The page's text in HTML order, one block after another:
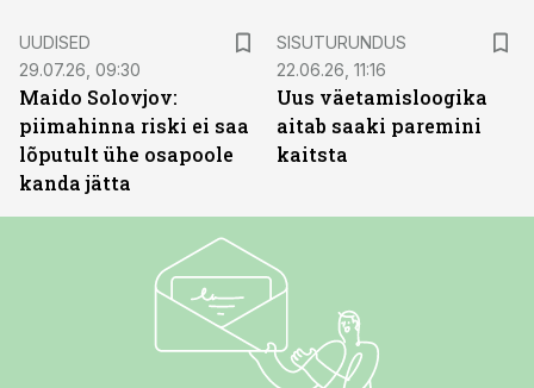
UUDISED
29.07.26, 09:30
Maido Solovjov:
piimahinna riski ei saa
lõputult ühe osapoole
kanda jätta
SISUTURUNDUS
22.06.26, 11:16
Uus väetamisloogika
aitab saaki paremini
kaitsta